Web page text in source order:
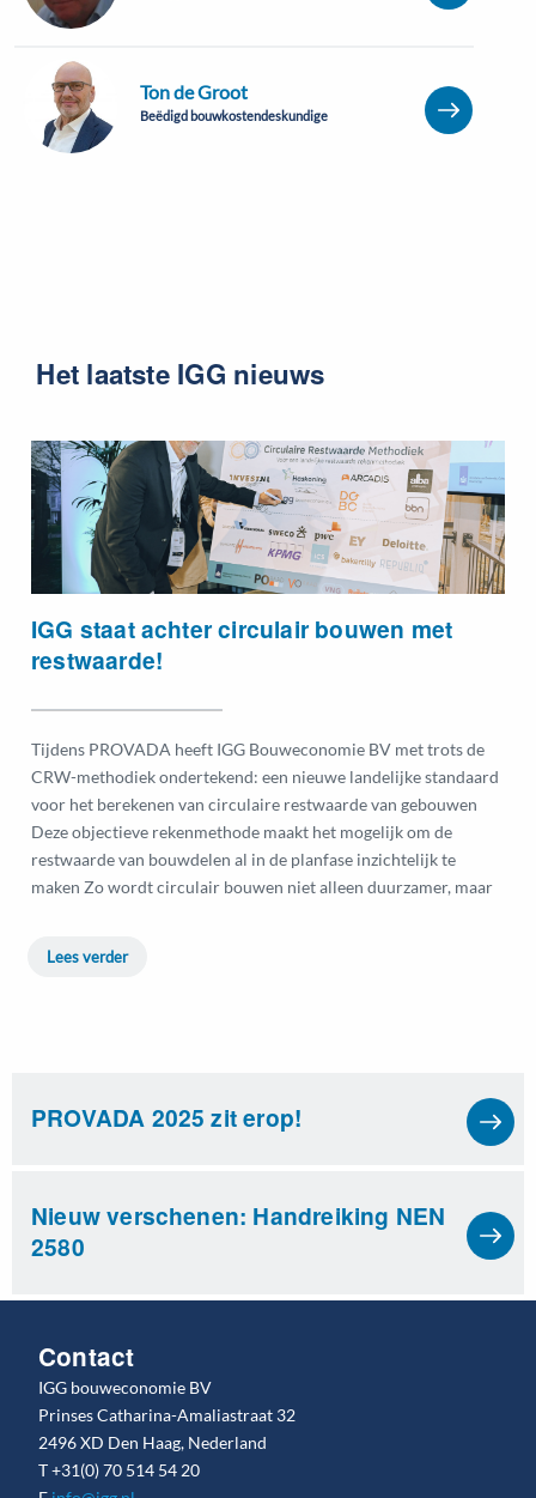
Ton de Groot
Beëdigd bouwkostendeskundige
Het laatste IGG nieuws
IGG staat achter circulair bouwen met
restwaarde!
Tijdens PROVADA heeft IGG Bouweconomie BV met trots de
CRW-methodiek ondertekend: een nieuwe landelijke standaard
voor het berekenen van circulaire restwaarde van gebouwen
Deze objectieve rekenmethode maakt het mogelijk om de
restwaarde van bouwdelen al in de planfase inzichtelijk te
maken Zo wordt circulair bouwen niet alleen duurzamer, maar
Lees verder
PROVADA 2025 zit erop!
Nieuw verschenen: Handreiking NEN
2580
Contact
IGG bouweconomie BV
Prinses Catharina-Amaliastraat 32
2496 XD Den Haag, Nederland
T+31(0) 70 514 54 20